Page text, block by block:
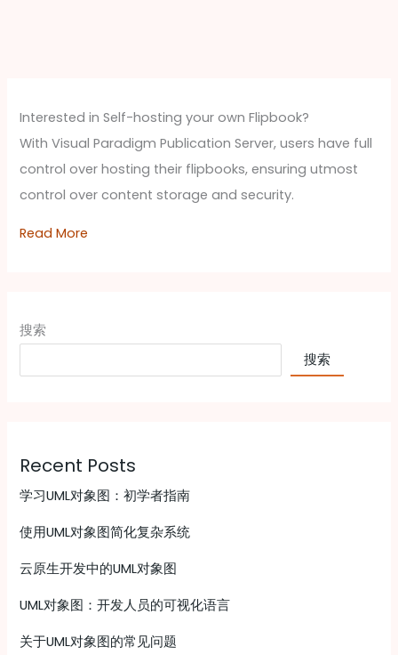
Interested in Self-hosting your own Flipbook?
With Visual Paradigm Publication Server, users have full
control over hosting their flipbooks, ensuring utmost
control over content storage and security.
Read More
搜索
搜索
Recent Posts
学习UML对象图：初学者指南
使用UML对象图简化复杂系统
云原生开发中的UML对象图
UML对象图：开发人员的可视化语言
关于UML对象图的常见问题